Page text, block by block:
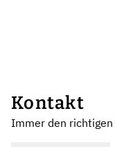
Kontakt
Immer den